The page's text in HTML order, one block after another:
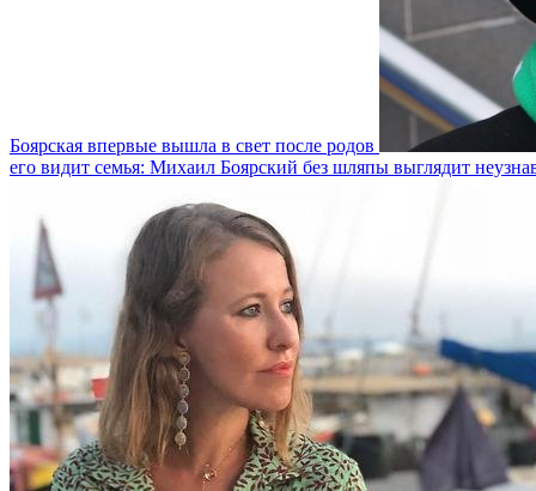
Боярская впервые вышла в свет после родов
его видит семья: Михаил Боярский без шляпы выглядит